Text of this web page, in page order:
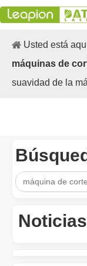
Usted está
máquinas de
suavidad de la
Noticias